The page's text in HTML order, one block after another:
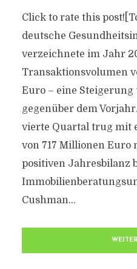
Click to rate this
deutsche
verzeichnete im Jahr
Transaktionsvolumen
Euro – eine
gegenüber dem
vierte Quartal trug mit
von 717 Millionen Euro
positiven Jahresbilanz
Cushman...